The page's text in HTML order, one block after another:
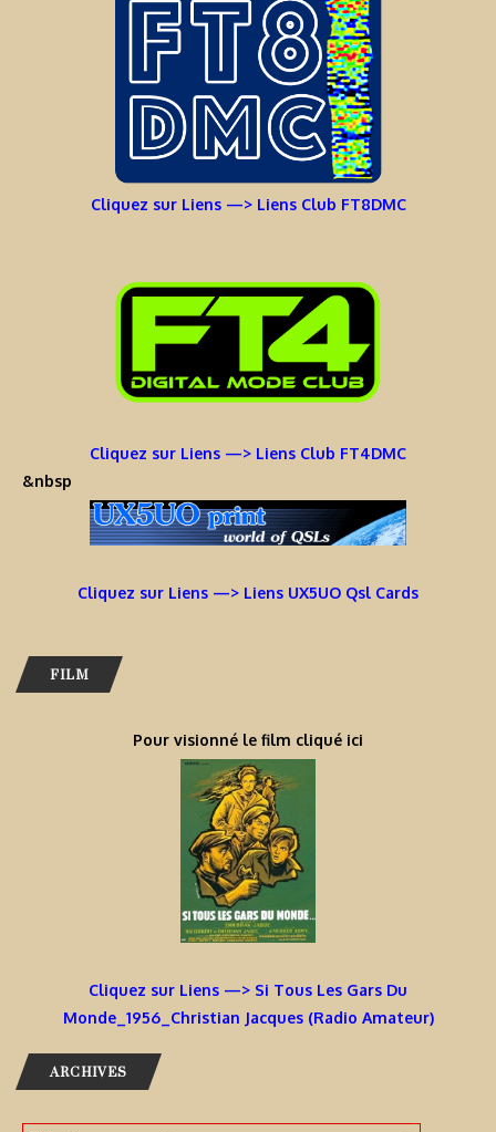
Cliquez sur Liens —> Liens Club FT8DMC
Cliquez sur Liens —> Liens Club FT4DMC
&nbsp
Cliquez sur Liens —> Liens UX5UO Qsl Cards
FILM
Pour visionné le film cliqué ici
Cliquez sur Liens —> Si Tous Les Gars Du
Monde_1956_Christian Jacques (Radio Amateur)
ARCHIVES